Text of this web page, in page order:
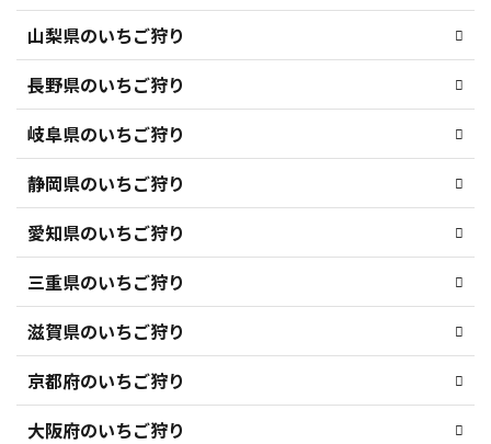
山梨県のいちご狩り
長野県のいちご狩り
岐阜県のいちご狩り
静岡県のいちご狩り
愛知県のいちご狩り
三重県のいちご狩り
滋賀県のいちご狩り
京都府のいちご狩り
大阪府のいちご狩り